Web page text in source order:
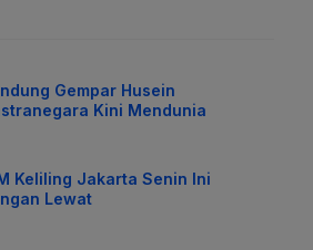
Gempar Husein
Kini Mendunia
Keliling Jakarta Senin Ini
Lewat